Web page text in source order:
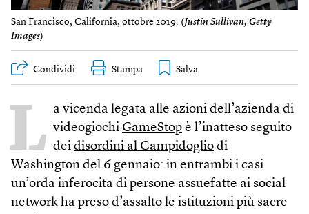
San Francisco, California, ottobre 2019. (Justin Sullivan, Getty
Images)
Condividi Stampa
L a vicenda legata alle azioni dell’azienda di
videogiochi GameStop è l’inatteso seguito
dei disordini al Campidoglio di
Washington del 6 gennaio: in entrambi i casi
un’orda inferocita di persone assuefatte ai social
network ha preso d’assalto le istituzioni più sacre